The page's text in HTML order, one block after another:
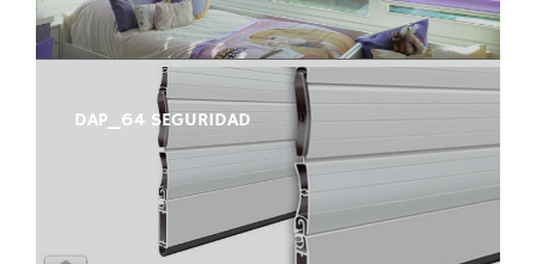
DAP_64 SEGURIDAD